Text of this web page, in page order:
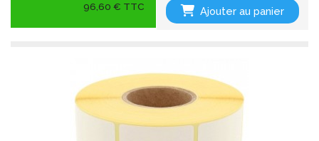
96,60 € TTC Ajouter au panier